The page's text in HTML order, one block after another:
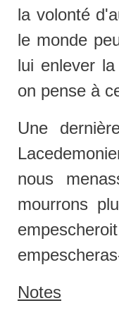
la volonté
le monde
lui enlever
on pense à
Une
nous
mourrons
Notes